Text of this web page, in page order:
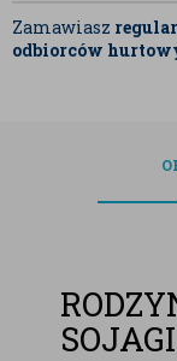
Zamawiasz
odbiorców
SOJAGI